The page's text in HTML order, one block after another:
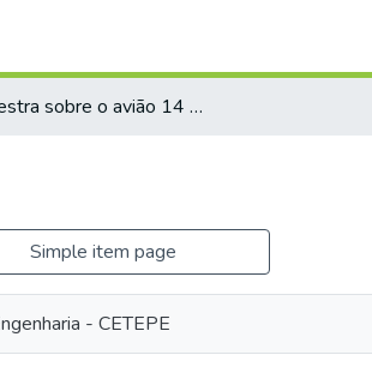
Palestra sobre o avião 14 Bis
Simple item page
- CETEPE